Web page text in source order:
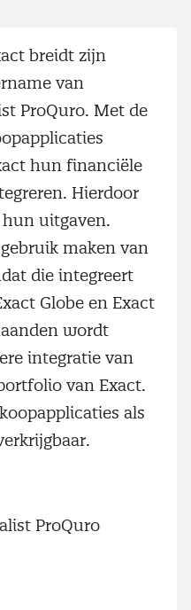
breidt zijn
van
ProQuro. Met de
hun financiële
Hierdoor
uitgaven.
maken van
die integreert
Globe en Exact
wordt
integratie van
van Exact.
als